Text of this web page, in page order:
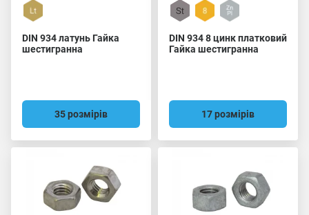
DIN 934 латунь Гайка
шестигранна
35 розмірів
DIN 934 8 цинк платковий
Гайка шестигранна
17 розмірів